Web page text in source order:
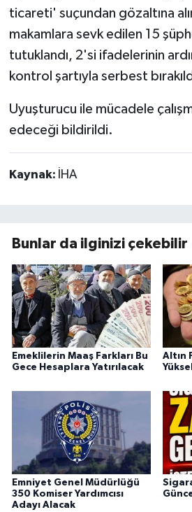
ticareti' suçundan gözaltına
makamlara sevk edilen 15
tutuklandı, 2'si ifadelerinin
kontrol şartıyla serbest
Uyuşturucu ile mücadele
edeceği bildirildi.
Kaynak: İHA
Bunlar da ilginizi çekebilir
Emeklilerin Maaş Farkları Bu
Gece Hesaplara Yatırılacak
Altın
Emniyet Genel Müdürlüğü
350 Komiser Yardımcısı
Adayı Alacak